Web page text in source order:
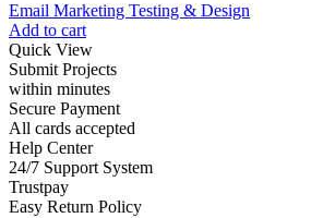
Email Marketing Testing & Design
Add to cart
Quick View
Submit Projects
within minutes
Secure Payment
All cards accepted
Help Center
24/7 Support System
Trustpay
Easy Return Policy